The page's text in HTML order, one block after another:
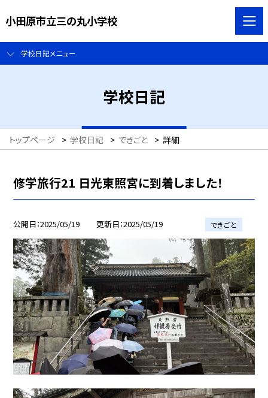
小田原市立三の丸小学校
学校日記メニュー
学校日記
トップページ > 学校日記 > できごと > 詳細
修学旅行21 日光東照宮に到着しました！
公開日 2025/05/19 更新日 2025/05/19 できごと